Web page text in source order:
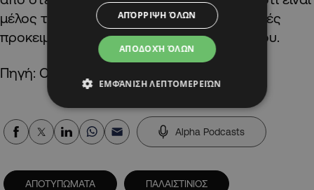
μέλος της οργάνωσης και περιμένει εντολές
προκειμένου να ολοκληρώσει το σχέδιο του.
Πηγή: CNN.gr
Alpha Podcasts
ΑΠΟΤΥΠΩΜΑΤΑ ΠΑΛΑΙΣΤΙΝΙΟΣ
ΑΠΟΔΟΧΉ ΌΛΩΝ
ΑΠΌΡΡΙΨΗ ΌΛΩΝ
ΕΜΦΆΝΙΣΗ ΛΕΠΤΟΜΕΡΕΙΏΝ